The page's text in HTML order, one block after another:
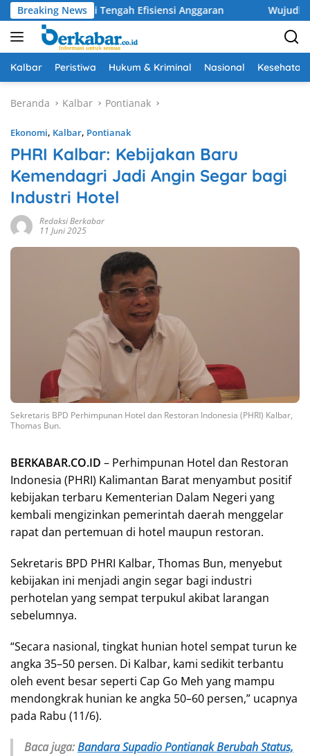
Langsung
ke
konten
Breaking News
di Tengah Efisiensi Anggaran Wujudkan
Kalbar Peristiwa Hukum & Kriminal Nasional Kesehatan
Beranda Kalbar Pontianak
Ekonomi, Kalbar, Pontianak
PHRI Kalbar: Kebijakan Baru
Kemendagri Jadi Angin Segar bagi
Industri Hotel
Redaksi Berkabar
11 Juni 2025
Sekretaris BPD Perhimpunan Hotel dan Restoran Indonesia (PHRI) Kalbar,
Thomas Bun.
BERKABAR.CO.ID – Perhimpunan Hotel dan Restoran
Indonesia (PHRI) Kalimantan Barat menyambut positif
kebijakan terbaru Kementerian Dalam Negeri yang
kembali mengizinkan pemerintah daerah menggelar
rapat dan pertemuan di hotel maupun restoran.
Sekretaris BPD PHRI Kalbar, Thomas Bun, menyebut
kebijakan ini menjadi angin segar bagi industri
perhotelan yang sempat terpukul akibat larangan
sebelumnya.
“Secara nasional, tingkat hunian hotel sempat turun ke
angka 35–50 persen. Di Kalbar, kami sedikit terbantu
oleh event besar seperti Cap Go Meh yang mampu
mendongkrak hunian ke angka 50–60 persen,” ucapnya
pada Rabu (11/6).
Baca juga:Bandara Supadio Pontianak Berubah Status,